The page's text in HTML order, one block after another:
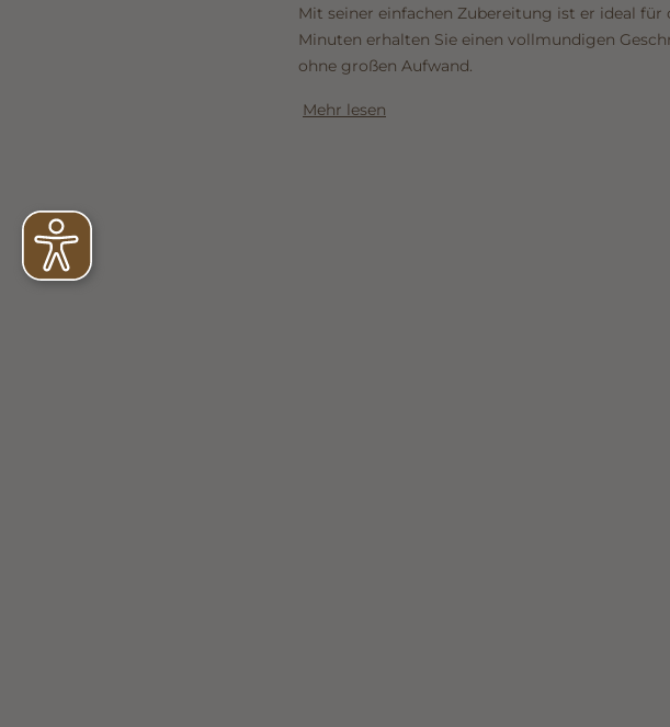
Mit seiner einfachen Zubereitung ist er ideal
Minuten erhalten Sie einen vollmundigen
ohne großen Aufwand.
Mehr lesen